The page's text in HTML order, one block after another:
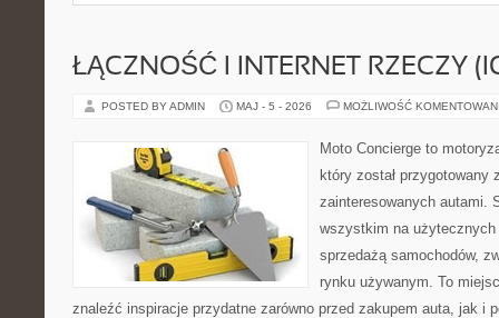
ŁĄCZNOŚĆ I INTERNET RZECZY
POSTED BY ADMIN MAJ - 5 - 2026 MOŻLIWOŚĆ
Moto Concierge to
który został przygotowany
zainteresowanych autami.
wszystkim na
sprzedażą samochodów,
rynku używanym. To
znaleźć inspiracje przydatne zarówno przed zakupem auta, jak i